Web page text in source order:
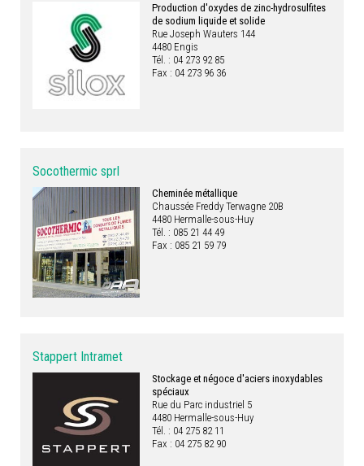
Production d'oxydes de zinc-hydrosulfites
de sodium liquide et solide
Rue Joseph Wauters 144
4480 Engis
Tél. : 04 273 92 85
Fax : 04 273 96 36
Socothermic sprl
Cheminée métallique
Chaussée Freddy Terwagne 20B
4480 Hermalle-sous-Huy
Tél. : 085 21 44 49
Fax : 085 21 59 79
Stappert Intramet
Stockage et négoce d'aciers inoxydables
spéciaux
Rue du Parc industriel 5
4480 Hermalle-sous-Huy
Tél. : 04 275 82 11
Fax : 04 275 82 90